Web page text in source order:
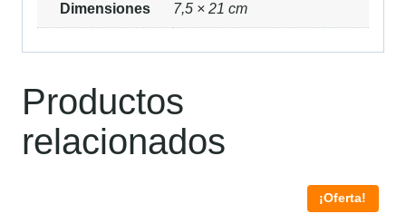
Dimensiones 7,5 × 21 cm
Productos
relacionados
¡Oferta!